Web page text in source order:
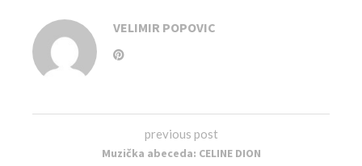
VELIMIR POPOVIC
previous post
Muzička abeceda: CELINE DION